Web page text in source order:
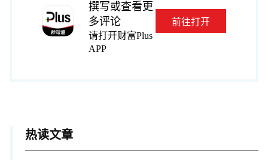
撰写或查看更
多评论
请打开财富Plus
APP
前往打开
热读文章